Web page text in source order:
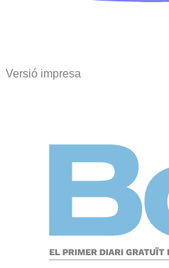
Versió impresa